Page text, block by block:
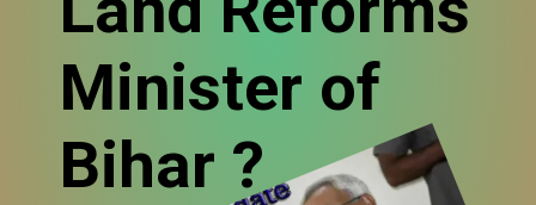
Minister of
Bihar ?